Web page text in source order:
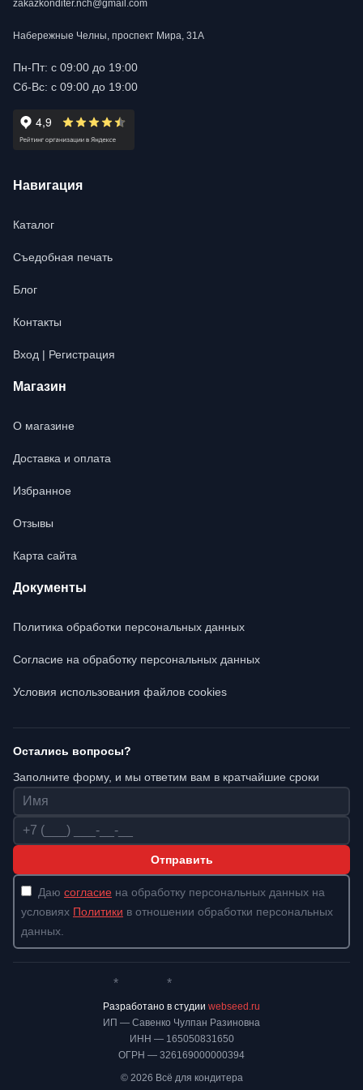
zakazkonditer.nch@gmail.com
Набережные Челны, проспект Мира, 31А
Пн-Пт: с 09:00 до 19:00
Сб-Вс: с 09:00 до 19:00
Навигация
Каталог
Съедобная печать
Блог
Контакты
Вход | Регистрация
Магазин
О магазине
Доставка и оплата
Избранное
Отзывы
Карта сайта
Документы
Политика обработки персональных данных
Согласие на обработку персональных данных
Условия использования файлов cookies
Остались вопросы?
Заполните форму, и мы ответим вам в кратчайшие сроки
Имя
Телефон
Отправить
Даю согласие на обработку персональных данных на
условиях Политики в отношении обработки персональных
данных.
ИП — Савенко Чулпан Разиновна
ИНН — 165050831650
ОГРН — 326169000000394
© 2026 Всё для кондитера
* *
Разработано в студии webseed.ru